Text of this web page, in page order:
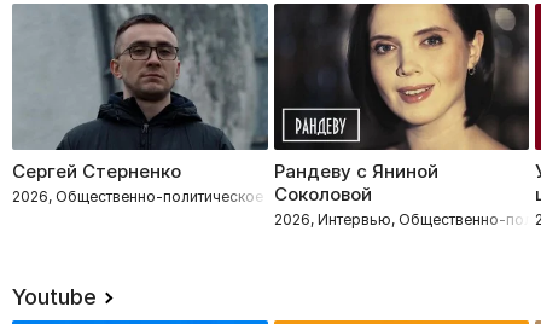
Сергей Стерненко
2026, Общественно-политическое
Рандеву с Яниной
Соколовой
2026, Интервью, Общественно-
Youtube